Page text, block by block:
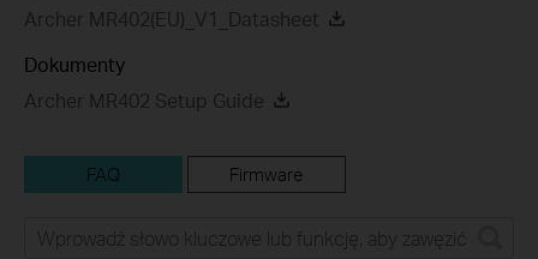
Archer MR402(EU)_V1_Datasheet
Dokumenty
Archer MR402 Setup Guide
FAQ Firmware